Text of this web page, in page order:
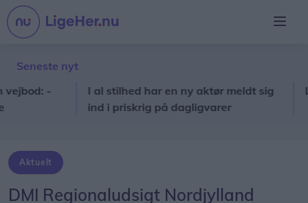
Seneste nyt
-
I al stilhed har en ny aktør meldt sig
ind i priskrig på dagligvarer
Aktuelt
DMI Regionaludsigt Nordjylland